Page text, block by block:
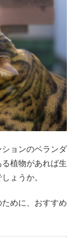
ョンのベランダ
植物があれば生
ょうか。
めに、おすすめ